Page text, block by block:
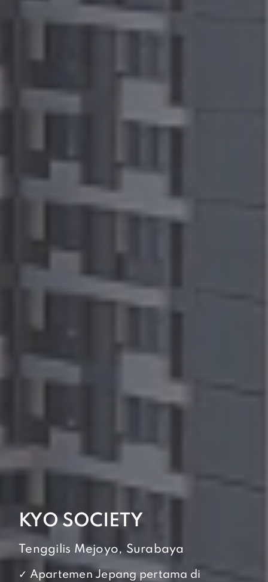
KYO SOCIETY
Tenggilis Mejoyo, Surabaya
✓ Apartemen Jepang pertama di